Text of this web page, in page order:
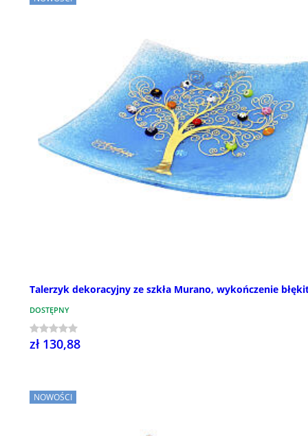
Talerzyk dekoracyjny ze szkła Murano, wykończenie
DOSTĘPNY
zł 130,88
NOWOŚCI